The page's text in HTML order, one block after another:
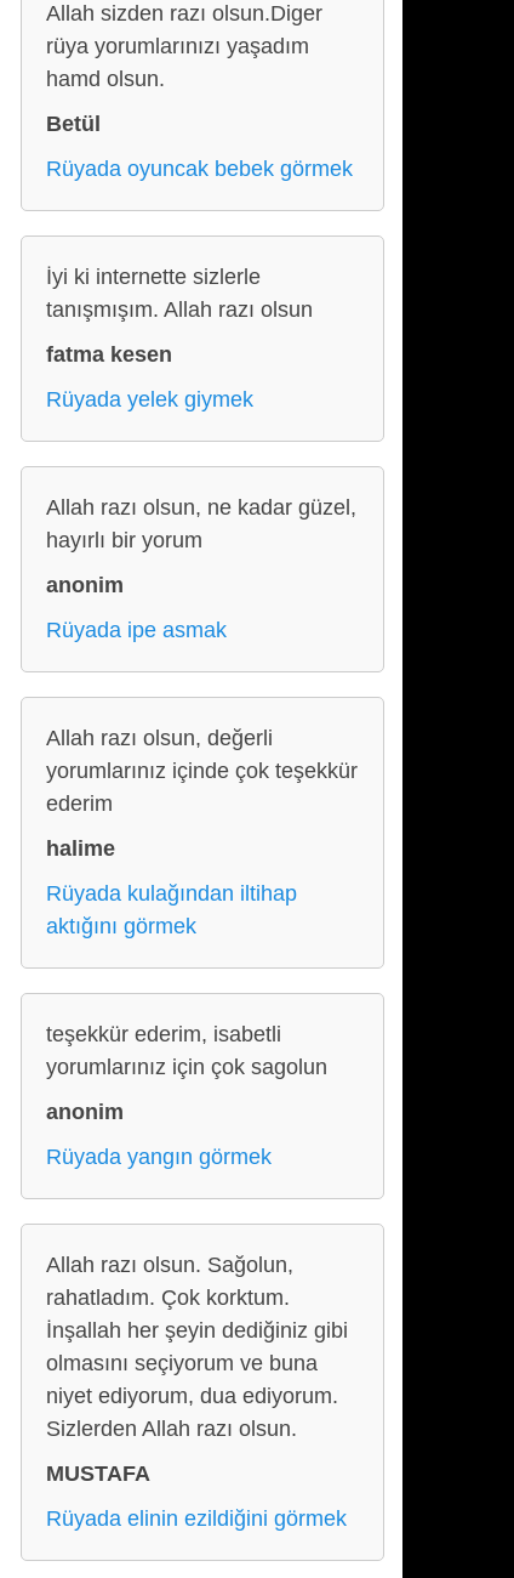
Allah sizden razı olsun.Diger
rüya yorumlarınızı yaşadım
hamd olsun.
Betül
Rüyada oyuncak bebek görmek
İyi ki internette sizlerle
tanışmışım. Allah razı olsun
fatma kesen
Rüyada yelek giymek
Allah razı olsun, ne kadar güzel,
hayırlı bir yorum
anonim
Rüyada ipe asmak
Allah razı olsun, değerli
yorumlarınız içinde çok teşekkür
ederim
halime
Rüyada kulağından iltihap
aktığını görmek
teşekkür ederim, isabetli
yorumlarınız için çok sagolun
anonim
Rüyada yangın görmek
Allah razı olsun. Sağolun,
rahatladım. Çok korktum.
İnşallah her şeyin dediğiniz gibi
olmasını seçiyorum ve buna
niyet ediyorum, dua ediyorum.
Sizlerden Allah razı olsun.
MUSTAFA
Rüyada elinin ezildiğini görmek